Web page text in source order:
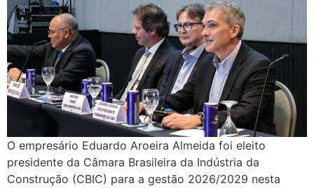
O empresário Eduardo Aroeira Almeida foi eleito
presidente da Câmara Brasileira da Indústria da
Construção (CBIC) para a gestão 2026/2029 nesta